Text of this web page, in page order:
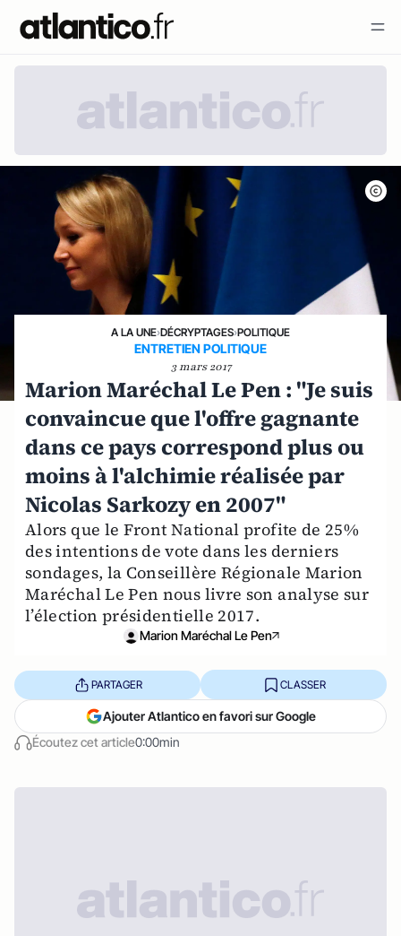
A LA UNE›DÉCRYPTAGES›POLITIQUE
ENTRETIEN POLITIQUE
3 mars 2017
Marion Maréchal Le Pen : "Je suis
convaincue que l'offre gagnante
dans ce pays correspond plus ou
moins à l'alchimie réalisée par
Nicolas Sarkozy en 2007"
Alors que le Front National profite de 25%
des intentions de vote dans les derniers
sondages, la Conseillère Régionale Marion
Maréchal Le Pen nous livre son analyse sur
l’élection présidentielle 2017.
Marion Maréchal Le Pen
Écoutez cet article0:00min
PARTAGER CLASSER
Ajouter Atlantico en favori sur Google